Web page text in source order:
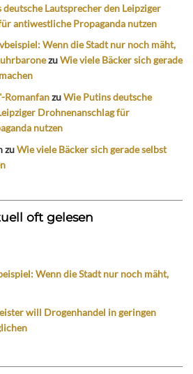
Lautsprecher den Leipziger
antiwestliche Propaganda nutzen
Wenn die Stadt nur noch mäht,
zuWie viele Bäcker sich gerade
RomanfanzuWie Putins deutsche
Drohnenanschlag für
nutzen
zuWie viele Bäcker sich gerade selbst
oft gelesen
Wenn die Stadt nur noch mäht,
will Drogenhandel in geringen